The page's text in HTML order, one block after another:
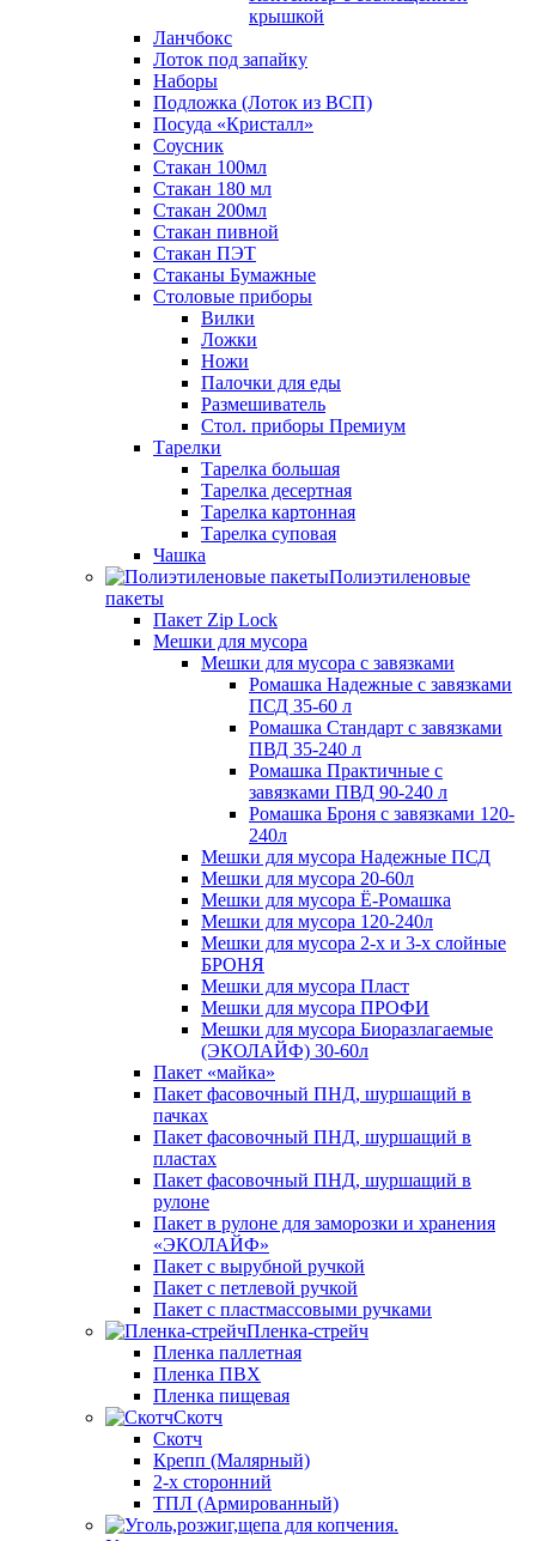
крышкой
Ланчбокс
Лоток под запайку
Наборы
Подложка (Лоток из ВСП)
Посуда «Кристалл»
Соусник
Стакан 100мл
Стакан 180 мл
Стакан 200мл
Стакан пивной
Стакан ПЭТ
Стаканы Бумажные
Столовые приборы
Вилки
Ложки
Ножи
Палочки для еды
Размешиватель
Стол. приборы Премиум
Тарелки
Тарелка большая
Тарелка десертная
Тарелка картонная
Тарелка суповая
Чашка
Полиэтиленовые
пакеты
Пакет Zip Lock
Мешки для мусора
Мешки для мусора с завязками
Ромашка Надежные с завязками
ПСД 35-60 л
Ромашка Стандарт с завязками
ПВД 35-240 л
Ромашка Практичные с
завязками ПВД 90-240 л
Ромашка Броня с завязками 120-
240л
Мешки для мусора Надежные ПСД
Мешки для мусора 20-60л
Мешки для мусора Ё-Ромашка
Мешки для мусора 120-240л
Мешки для мусора 2-х и 3-х слойные
БРОНЯ
Мешки для мусора Пласт
Мешки для мусора ПРОФИ
Мешки для мусора Биоразлагаемые
(ЭКОЛАЙФ) 30-60л
Пакет «майка»
Пакет фасовочный ПНД, шуршащий в
пачках
Пакет фасовочный ПНД, шуршащий в
пластах
Пакет фасовочный ПНД, шуршащий в
рулоне
Пакет в рулоне для заморозки и хранения
«ЭКОЛАЙФ»
Пакет с вырубной ручкой
Пакет с петлевой ручкой
Пакет с пластмассовыми ручками
Пленка-стрейч
Пленка паллетная
Пленка ПВХ
Пленка пищевая
Скотч
Скотч
Крепп (Малярный)
2-х сторонний
ТПЛ (Армированный)